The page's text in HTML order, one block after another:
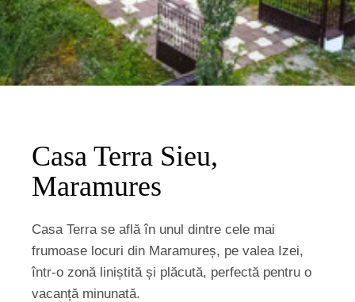
Casa Terra Sieu,
Maramures
Casa Terra se află în unul dintre cele mai
frumoase locuri din Maramureș, pe valea Izei,
într-o zonă liniștită și plăcută, perfectă pentru o
vacanță minunată.